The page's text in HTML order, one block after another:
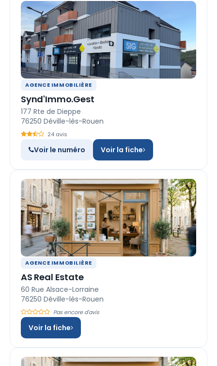
AGENCE IMMOBILIÈRE
Synd'Immo.Gest
177 Rte de Dieppe
76250 Déville-lès-Rouen
24 avis
Voir le numéro Voir la fiche
AGENCE IMMOBILIÈRE
AS Real Estate
60 Rue Alsace-Lorraine
76250 Déville-lès-Rouen
Pas encore d'avis
Voir la fiche